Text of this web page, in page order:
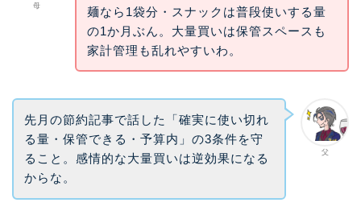
母
麺なら1袋分・スナックは普段使いする量
の1か月ぶん。大量買いは保管スペースも
家計管理も乱れやすいわ。
父
先月の節約記事で話した「確実に使い切れ
る量・保管できる・予算内」の3条件を守
ること。感情的な大量買いは逆効果になる
からな。